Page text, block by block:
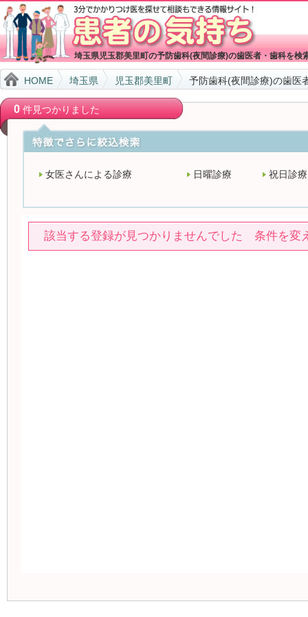
埼玉県児玉郡美里町の予防歯科(夜間診療)の歯医者・歯科を検
HOME 埼玉県 児玉郡美里町 予防歯科(夜間診療)の歯医
0件見つかりました
女医さんによる診療 日曜診療 祝日診療
該当する登録が見つかりませんでした 条件を